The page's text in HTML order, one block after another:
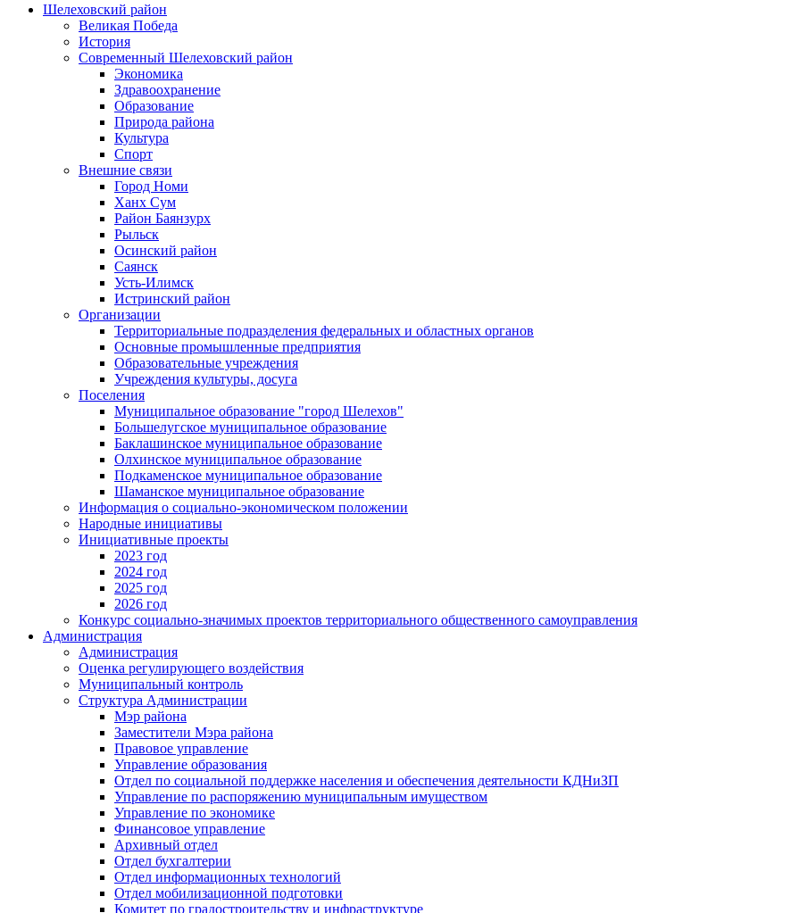
Шелеховский район
Великая Победа
История
Современный Шелеховский район
Экономика
Здравоохранение
Образование
Природа района
Культура
Спорт
Внешние связи
Город Номи
Ханх Сум
Район Баянзурх
Рыльск
Осинский район
Саянск
Усть-Илимск
Истринский район
Организации
Территориальные подразделения федеральных и областных органов
Основные промышленные предприятия
Образовательные учреждения
Учреждения культуры, досуга
Поселения
Муниципальное образование "город Шелехов"
Большелугское муниципальное образование
Баклашинское муниципальное образование
Олхинское муниципальное образование
Подкаменское муниципальное образование
Шаманское муниципальное образование
Информация о социально-экономическом положении
Народные инициативы
Инициативные проекты
2023 год
2024 год
2025 год
2026 год
Конкурс социально-значимых проектов территориального общественного самоуправления
Администрация
Администрация
Оценка регулирующего воздействия
Муниципальный контроль
Структура Администрации
Мэр района
Заместители Мэра района
Правовое управление
Управление образования
Отдел по социальной поддержке населения и обеспечения деятельности КДНиЗП
Управление по распоряжению муниципальным имуществом
Управление по экономике
Финансовое управление
Архивный отдел
Отдел бухгалтерии
Отдел информационных технологий
Отдел мобилизационной подготовки
Комитет по градостроительству и инфраструктуре